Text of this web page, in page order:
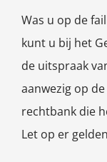
Was u op de
kunt u bij het
de uitspraak
aanwezig op
rechtbank die
Let op er